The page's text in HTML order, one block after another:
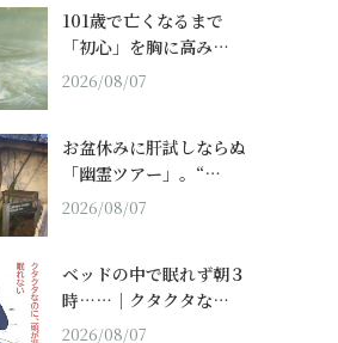
101歳で亡くなるまで
「初心」を胸に高み…
2026/08/07
お盆休みに肝試しならぬ
「幽霊ツアー」。“…
2026/08/07
ベッドの中で眠れず朝３
時……｜クタクタな…
2026/08/07